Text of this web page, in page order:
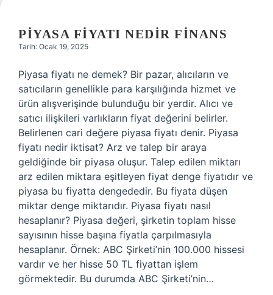
PIYASA FIYATI NEDIR FINANS
Tarih: Ocak 19, 2025
Piyasa fiyatı ne demek? Bir pazar, alıcıların ve
satıcıların genellikle para karşılığında hizmet ve
ürün alışverişinde bulunduğu bir yerdir. Alıcı ve
satıcı ilişkileri varlıkların fiyat değerini belirler.
Belirlenen cari değere piyasa fiyatı denir. Piyasa
fiyatı nedir iktisat? Arz ve talep bir araya
geldiğinde bir piyasa oluşur. Talep edilen miktarı
arz edilen miktara eşitleyen fiyat denge fiyatıdır ve
piyasa bu fiyatta dengededir. Bu fiyata düşen
miktar denge miktarıdır. Piyasa fiyatı nasıl
hesaplanır? Piyasa değeri, şirketin toplam hisse
sayısının hisse başına fiyatla çarpılmasıyla
hesaplanır. Örnek: ABC Şirketi’nin 100.000 hissesi
vardır ve her hisse 50 TL fiyattan işlem
görmektedir. Bu durumda ABC Şirketi’nin…